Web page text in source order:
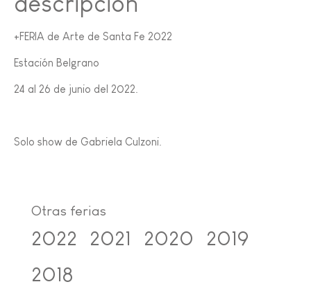
+FERIA de Arte de Santa Fe 2022
Estación Belgrano
24 al 26 de junio del 2022.
Solo show de Gabriela Culzoni.
Otras ferias
2022 2021 2020
2019
2018